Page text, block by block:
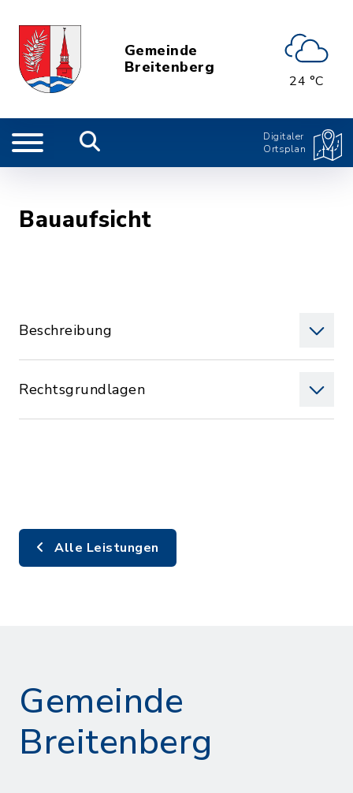
Gemeinde
Breitenberg
24 °C
Digitaler
Ortsplan
Bauaufsicht
Beschreibung
Rechtsgrundlagen
Alle Leistungen
Gemeinde
Breitenberg